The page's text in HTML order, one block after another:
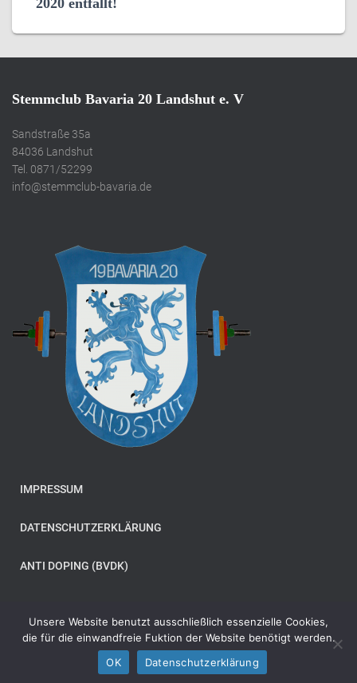
2020 entfällt!
Stemmclub Bavaria 20 Landshut e. V
Sandstraße 35a
84036 Landshut
Tel. 0871/52299
info@stemmclub-bavaria.de
IMPRESSUM
DATENSCHUTZERKLÄRUNG
ANTI DOPING (BVDK)
© Copyright 2024 Stemmclub Bavaria 20 Landshut e. V
Unsere Website benutzt ausschließlich essenzielle Cookies,
die für die einwandfreie Fuktion der Website benötigt werden.
OK
Datenschutzerklärung